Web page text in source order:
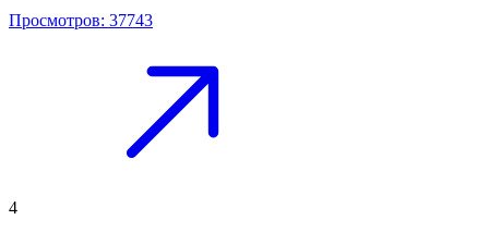
Просмотров: 37743
4